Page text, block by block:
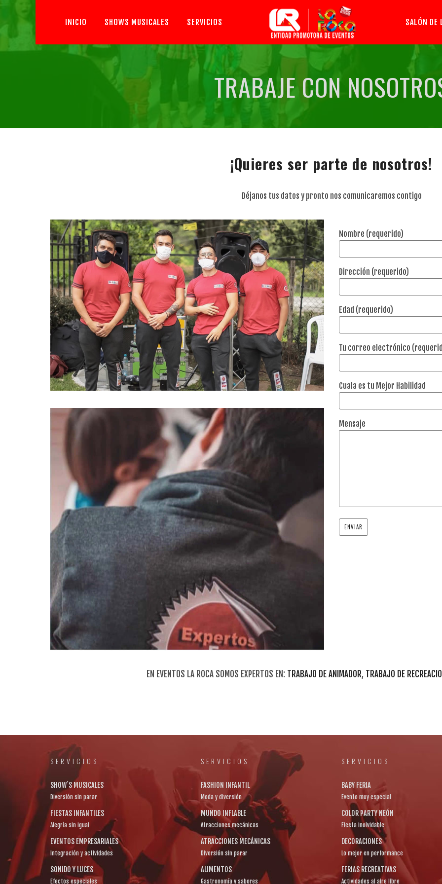
INICIO SHOWS MUSICALES SERVICIOS SALÓN DE
TRABAJE CON
¡Quieres ser parte de nosotros!
Déjanos tus datos y pronto nos comunicaremos contigo
Nombre (requerido)
Dirección (requerido)
Edad (requerido)
Tu correo electrónico
Cuala es tu Mejor Habilidad
Mensaje
EN EVENTOS LA ROCA SOMOS EXPERTOS EN: TRABAJO DE ANIMADOR, TRABAJO DE
SERVICIOS
SHOW´S MUSICALES
Diversión sin parar
FIESTAS INFANTILES
Alegría sin igual
EVENTOS EMPRESARIALES
Integración y actividades
SONIDO Y LUCES
Efectos especiales
SERVICIOS
FASHION INFANTIL
Moda y diversión
MUNDO INFLABLE
Atracciones mecánicas
ATRACCIONES MECÁNICAS
Diversión sin parar
ALIMENTOS
Gastronomía y sabores
SERVICIOS
BABY FERIA
Evento muy especial
COLOR PARTY NEÓN
Fiesta inolvidable
DECORACIONES
Lo mejor en performance
FERIAS RECREATIVAS
Actividades al aire libre